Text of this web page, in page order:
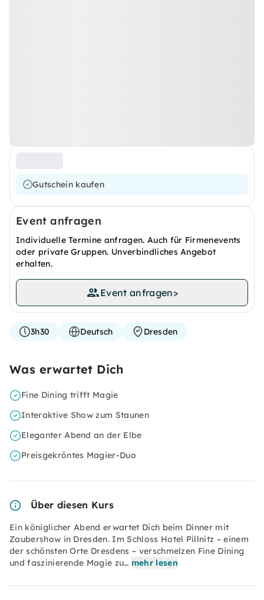
Gutschein kaufen
Event anfragen
Individuelle Termine anfragen. Auch für Firmenevents
oder private Gruppen. Unverbindliches Angebot
erhalten.
Event anfragen>
3h30 Deutsch Dresden
Was erwartet Dich
Fine Dining trifft Magie
Interaktive Show zum Staunen
Eleganter Abend an der Elbe
Preisgekröntes Magier-Duo
Über diesen Kurs
Ein königlicher Abend erwartet Dich beim Dinner mit
Zaubershow in Dresden. Im Schloss Hotel Pillnitz – einem
der schönsten Orte Dresdens – verschmelzen Fine Dining
und faszinierende Magie zu… mehr lesen